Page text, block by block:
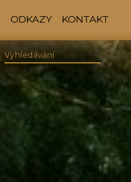
ODKAZY KONTAKT